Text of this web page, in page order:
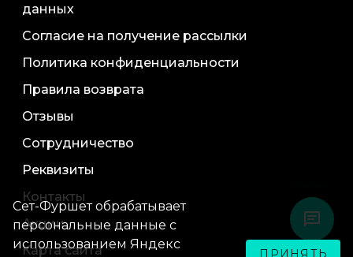
данных
Согласие на получение рассылки
Политика конфиденциальности
Правила возврата
Отзывы
Сотрудничество
Реквизиты
Контакты
Акции
Карта сайта
Сет-Фуршет обрабатывает
персональные данные с
использованием Яндекс
ПРИНЯТЬ